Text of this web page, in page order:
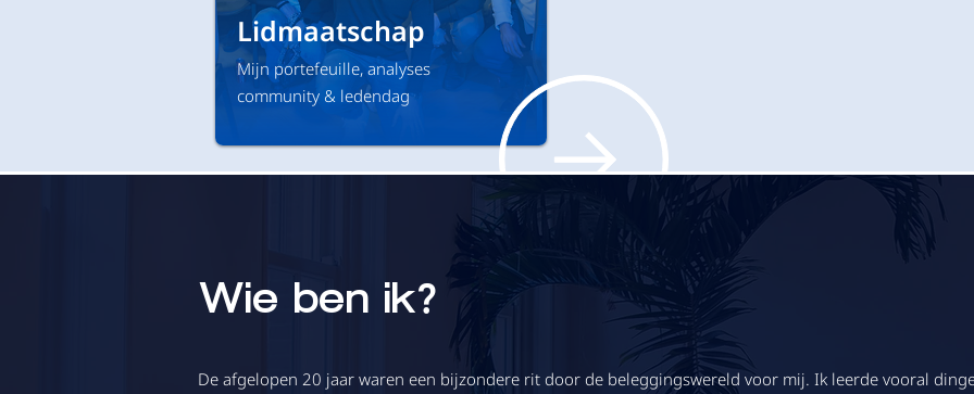
Lidmaatschap
Mijn portefeuille, analyses
community & ledendag
Wie ben ik?
De afgelopen 20 jaar waren een bijzondere rit door de beleggingswereld voor mij. Ik leerde vooral